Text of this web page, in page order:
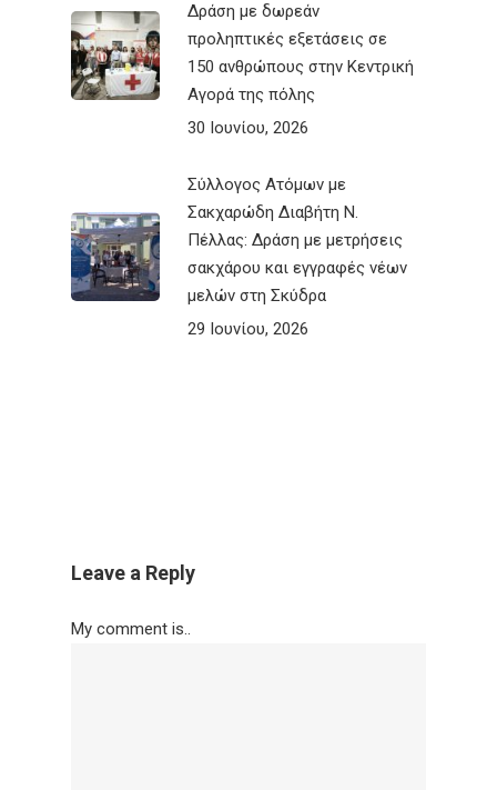
Δράση με δωρεάν
προληπτικές εξετάσεις σε
150 ανθρώπους στην Κεντρική
Αγορά της πόλης
30 Ιουνίου, 2026
Σύλλογος Ατόμων με
Σακχαρώδη Διαβήτη Ν.
Πέλλας: Δράση με μετρήσεις
σακχάρου και εγγραφές νέων
μελών στη Σκύδρα
29 Ιουνίου, 2026
Leave a Reply
My comment is..